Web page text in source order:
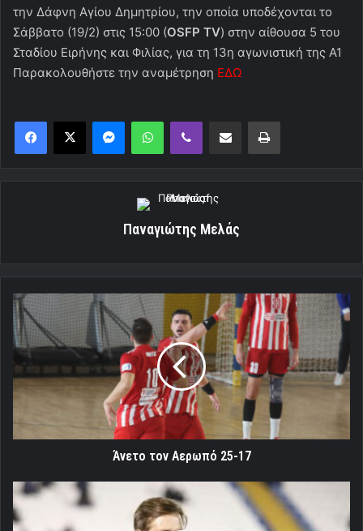
την Δάφνη Αγίου Δημητρίου, την οποία υποδέχονται το
Σάββατο (19/2) στις 15:00 (OSFP TV) στην αίθουσα 5 του
Σταδίου Ειρήνης και Φιλίας, για τη 13η αγωνιστική της Α1
Παρακολουθήστε την αναμέτρηση ΕΔΩ
MessengerWhatsAppViber Κοινοποίηση μέσω ηλεκτρονικού ταχυδρομείουΕκτύπωση
Παναγιώτης Μελάς
Άνετο
τον
Αερωπό
25-
17
Άνετο τον Αερωπό 25-17
Μαρτίνς
για
Βόλο